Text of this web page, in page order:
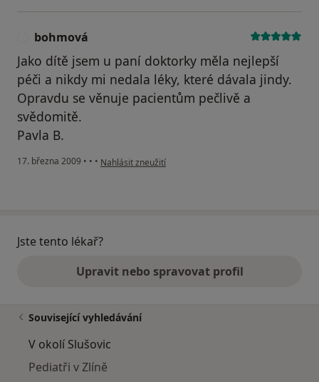
bohmová
Jako dítě jsem u paní doktorky měla nejlepší
péči a nikdy mi nedala léky, které dávala jindy.
Opravdu se věnuje pacientům pečlivě a
svědomitě.
Pavla B.
17. března 2009 • • • podle názoru uživatele bohmová
Nahlásit zneužití
Jste tento lékař?
Upravit nebo spravovat profil
Související vyhledávání
V okolí Slušovic
Pediatři v Zlíně